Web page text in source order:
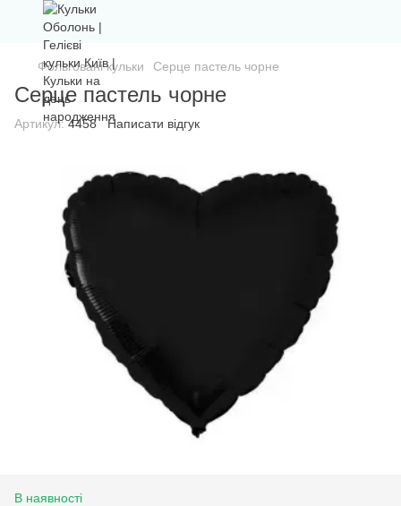
Фольговані кульки Серце пастель чорне
Серце пастель чорне
Артикул:4458 Написати відгук
В наявності